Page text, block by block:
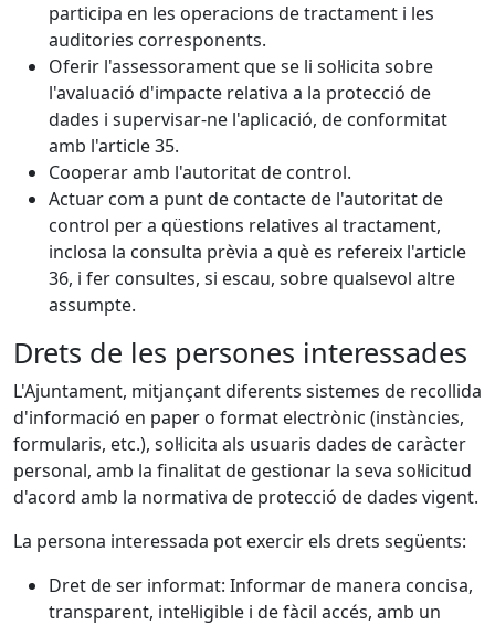
participa en les operacions de tractament i les
auditories corresponents.
Oferir l'assessorament que se li sol·licita sobre
l'avaluació d'impacte relativa a la protecció de
dades i supervisar-ne l'aplicació, de conformitat
amb l'article 35.
Cooperar amb l'autoritat de control.
Actuar com a punt de contacte de l'autoritat de
control per a qüestions relatives al tractament,
inclosa la consulta prèvia a què es refereix l'article
36, i fer consultes, si escau, sobre qualsevol altre
assumpte.
Drets de les persones interessades
L'Ajuntament, mitjançant diferents sistemes de recollida
d'informació en paper o format electrònic (instàncies,
formularis, etc.), sol·licita als usuaris dades de caràcter
personal, amb la finalitat de gestionar la seva sol·licitud
d'acord amb la normativa de protecció de dades vigent.
La persona interessada pot exercir els drets següents:
Dret de ser informat: Informar de manera concisa,
transparent, intel·ligible i de fàcil accés, amb un